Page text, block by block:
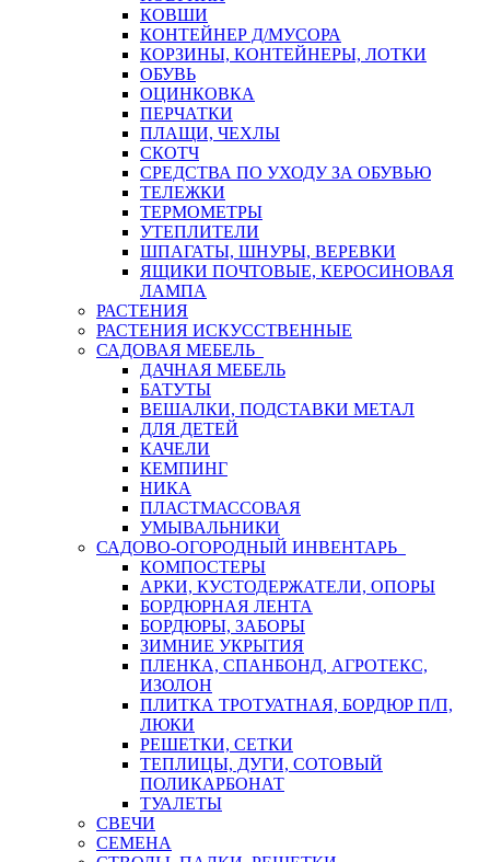
КОВШИ
КОНТЕЙНЕР Д/МУСОРА
КОРЗИНЫ, КОНТЕЙНЕРЫ, ЛОТКИ
ОБУВЬ
ОЦИНКОВКА
ПЕРЧАТКИ
ПЛАЩИ, ЧЕХЛЫ
СКОТЧ
СРЕДСТВА ПО УХОДУ ЗА ОБУВЬЮ
ТЕЛЕЖКИ
ТЕРМОМЕТРЫ
УТЕПЛИТЕЛИ
ШПАГАТЫ, ШНУРЫ, ВЕРЕВКИ
ЯЩИКИ ПОЧТОВЫЕ, КЕРОСИНОВАЯ
ЛАМПА
РАСТЕНИЯ
РАСТЕНИЯ ИСКУССТВЕННЫЕ
САДОВАЯ МЕБЕЛЬ
ДАЧНАЯ МЕБЕЛЬ
БАТУТЫ
ВЕШАЛКИ, ПОДСТАВКИ МЕТАЛ
ДЛЯ ДЕТЕЙ
КАЧЕЛИ
КЕМПИНГ
НИКА
ПЛАСТМАССОВАЯ
УМЫВАЛЬНИКИ
САДОВО-ОГОРОДНЫЙ ИНВЕНТАРЬ
КОМПОСТЕРЫ
АРКИ, КУСТОДЕРЖАТЕЛИ, ОПОРЫ
БОРДЮРНАЯ ЛЕНТА
БОРДЮРЫ, ЗАБОРЫ
ЗИМНИЕ УКРЫТИЯ
ПЛЕНКА, СПАНБОНД, АГРОТЕКС,
ИЗОЛОН
ПЛИТКА ТРОТУАТНАЯ, БОРДЮР П/П,
ЛЮКИ
РЕШЕТКИ, СЕТКИ
ТЕПЛИЦЫ, ДУГИ, СОТОВЫЙ
ПОЛИКАРБОНАТ
ТУАЛЕТЫ
СВЕЧИ
СЕМЕНА